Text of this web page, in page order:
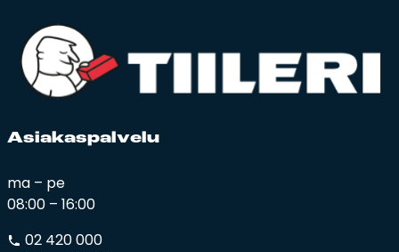
Asia­kas­pal­ve­lu
ma – pe
08:00 – 16:00
02 420 000